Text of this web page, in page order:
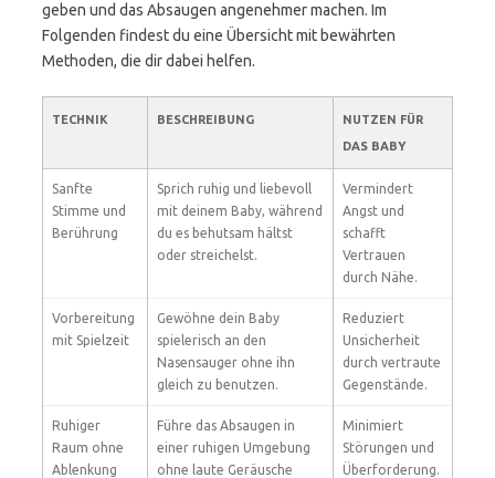
geben und das Absaugen angenehmer machen. Im
Folgenden findest du eine Übersicht mit bewährten
Methoden, die dir dabei helfen.
TECHNIK BESCHREIBUNG
NUTZEN FÜR
DAS BABY
Sanfte
Stimme und
Berührung
Sprich ruhig und liebevoll
mit deinem Baby, während
du es behutsam hältst
oder streichelst.
Vermindert
Angst und
schafft
Vertrauen
durch Nähe.
Vorbereitung
mit Spielzeit
Gewöhne dein Baby
spielerisch an den
Nasensauger ohne ihn
gleich zu benutzen.
Reduziert
Unsicherheit
durch vertraute
Gegenstände.
Ruhiger
Raum ohne
Ablenkung
Führe das Absaugen in
einer ruhigen Umgebung
ohne laute Geräusche
Minimiert
Störungen und
Überforderung.